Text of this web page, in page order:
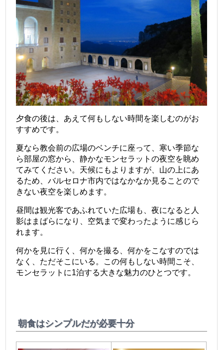
夕食の後は、あえて何もしない時間を楽しむのがお
すすめです。
夏なら教会前の広場のベンチに座って、寒い季節な
ら部屋の窓から、静かなモンセラットの夜空を眺め
てみてください。天候にもよりますが、山の上にあ
るため、バルセロナ市内ではなかなか見ることので
きない夜空を楽しめます。
昼間は観光客であふれていた広場も、夜になると人
影はまばらになり、空気まで変わったように感じら
れます。
何かを見に行く、何かを撮る、何かをこなすのでは
なく、ただそこにいる。この何もしない時間こそ、
モンセラットに1泊する大きな魅力のひとつです。
朝食はシンプルだが必要十分